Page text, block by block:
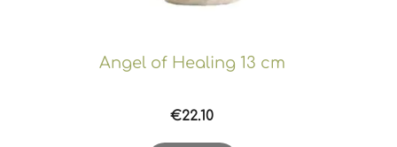
Angel of Healing 13 cm
€22.10